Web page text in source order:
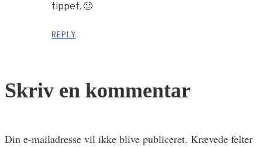
tippet. 🙂
REPLY
Skriv en kommentar
Din e-mailadresse vil ikke blive publiceret. Krævede felter